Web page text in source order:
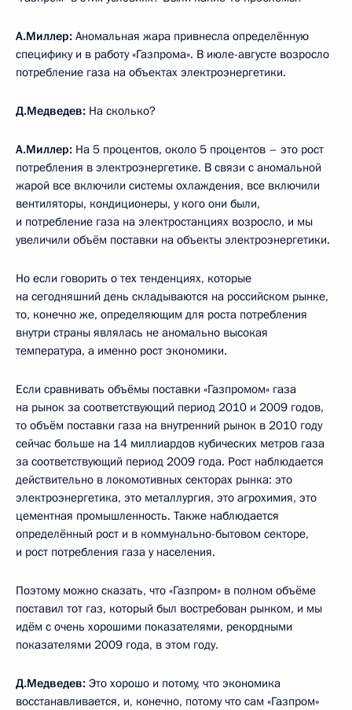
А.Миллер: Аномальная жара привнесла определённую
специфику и в работу «Газпрома». В июле-августе возросло
потребление газа на объектах электроэнергетики.
Д.Медведев: На сколько?
А.Миллер: На 5 процентов, около 5 процентов – это рост
потребления в электроэнергетике. В связи с аномальной
жарой все включили системы охлаждения, все включили
вентиляторы, кондиционеры, у кого они были,
и потребление газа на электростанциях возросло, и мы
увеличили объём поставки на объекты электроэнергетики.
Но если говорить о тех тенденциях, которые
на сегодняшний день складываются на российском рынке,
то, конечно же, определяющим для роста потребления
внутри страны являлась не аномально высокая
температура, а именно рост экономики.
Если сравнивать объёмы поставки «Газпромом» газа
на рынок за соответствующий период 2010 и 2009 годов,
то объём поставки газа на внутренний рынок в 2010 году
сейчас больше на 14 миллиардов кубических метров газа
за соответствующий период 2009 года. Рост наблюдается
действительно в локомотивных секторах рынка: это
электроэнергетика, это металлургия, это агрохимия, это
цементная промышленность. Также наблюдается
определённый рост и в коммунально-бытовом секторе,
и рост потребления газа у населения.
Поэтому можно сказать, что «Газпром» в полном объёме
поставил тот газ, который был востребован рынком, и мы
идём с очень хорошими показателями, рекордными
показателями 2009 года, в этом году.
Д.Медведев: Это хорошо и потому, что экономика
восстанавливается, и, конечно, потому что сам «Газпром»